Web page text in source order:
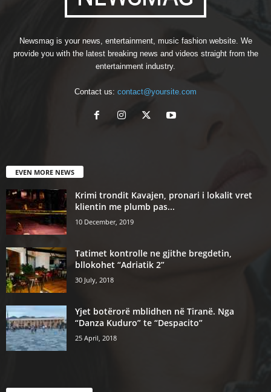
Newsmag is your news, entertainment, music fashion website. We
provide you with the latest breaking news and videos straight from the
entertainment industry.
Contact us: contact@yoursite.com
EVEN MORE NEWS
Krimi trondit Kavajen, pronari i lokalit vret
klientin me plumb pas...
10 December, 2019
Tatimet kontrolle ne gjithe bregdetin,
bllokohet “Adriatik 2”
30 July, 2018
Yjet botërorë mblidhen në Tiranë. Nga
“Danza Kuduro” te “Despacito”
25 April, 2018